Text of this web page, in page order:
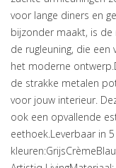
voor lange diners en
bijzonder maakt, is
de rugleuning, die een
het moderne
de strakke metalen
voor jouw interieur.
ook een opvallende
eethoek.Leverbaar in